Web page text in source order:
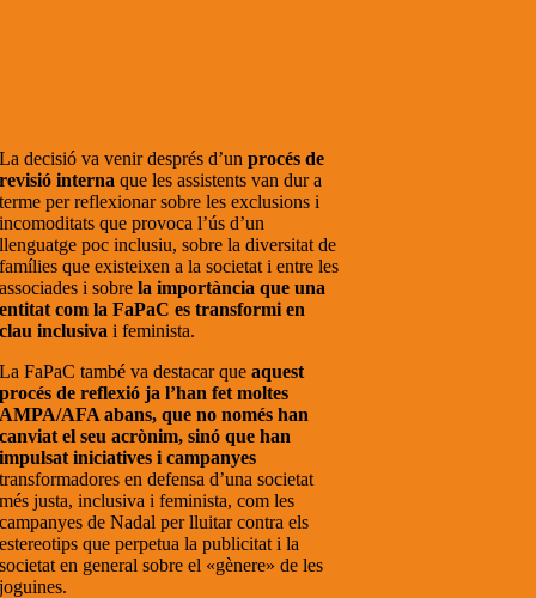
La decisió va venir després d’unprocés de
revisió interna que les assistents van dur a
terme per reflexionar sobre les exclusions i
incomoditats que provoca l’ús d’un
llenguatge poc inclusiu, sobre la diversitat de
famílies que existeixen a la societat i entre les
associades i sobre la importància que una
entitat com la FaPaC es transformi en
clau inclusiva i feminista.
La FaPaC també va destacar queaquest
procés de reflexió ja l’han fet moltes
AMPA/AFA abans, que no només han
canviat el seu acrònim, sinó que han
impulsat iniciatives i campanyes
transformadores en defensa d’una societat
més justa, inclusiva i feminista, com les
campanyes de Nadal per lluitar contra els
estereotips que perpetua la publicitat i la
societat en general sobre el «gènere» de les
joguines.